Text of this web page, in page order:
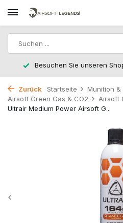
Besuchen Sie unseren
Zurück Startseite
Munition &
Airsoft Green Gas & CO2
Airsoft
Ultrair Medium Power Airsoft G...